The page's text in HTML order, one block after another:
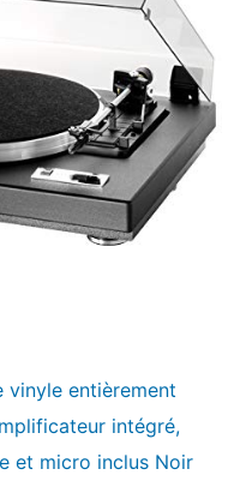
vinyle entièrement
intégré,
et micro inclus Noir